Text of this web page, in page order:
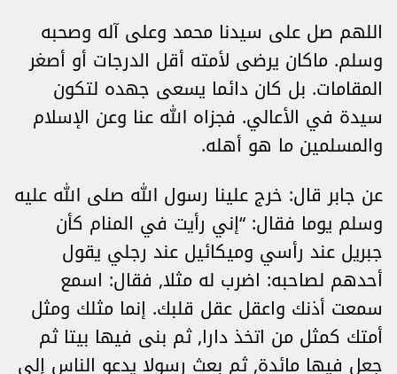
اللهم صل على سيدنا محمد وعلى آله وصحبه
وسلم. ماكان يرضى لأمته أقل الدرجات أو أصغر
المقامات. بل كان دائما يسعى جهده لتكون
سيدة في الأعالي. فجزاه الله عنا وعن الإسلام
والمسلمين ما هو أهله.
عن جابر قال: خرج علينا رسول الله صلى الله عليه
وسلم يوما فقال: “إني رأيت في المنام كأن
جبريل عند رأسي وميكائيل عند رجلي يقول
أحدهم لصاحبه: اضرب له مثلا, فقال: اسمع
سمعت أذنك واعقل عقل قلبك. إنما مثلك ومثل
أمتك كمثل من اتخذ دارا, ثم بنى فيها بيتا ثم
جعل فيها مائدة, ثم بعث رسولا يدعو الناس إلى